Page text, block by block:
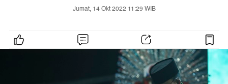
Jumat, 14 Okt 2022 11:29 WIB